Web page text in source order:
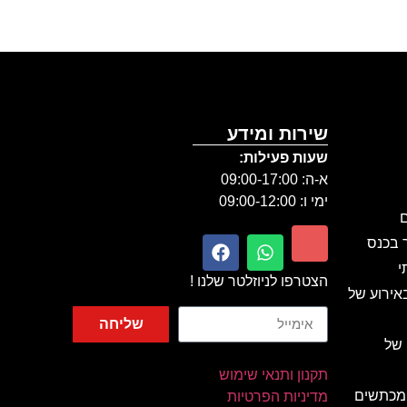
בכנס
של
של
מכתשים
שירות ומידע
שעות פעילות:
א-ה: 09:00-17:00
ימי ו: 09:00-12:00
הצטרפו לניוזלטר שלנו !
שליחה
תקנון ותנאי שימוש
מדיניות הפרטיות